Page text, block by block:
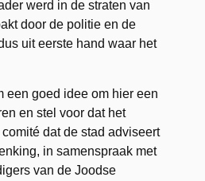
werd in de straten van
door de politie en de
uit eerste hand waar het
een goed idee om hier een
en stel voor dat het
dat de stad adviseert
in samenspraak met
van de Joodse